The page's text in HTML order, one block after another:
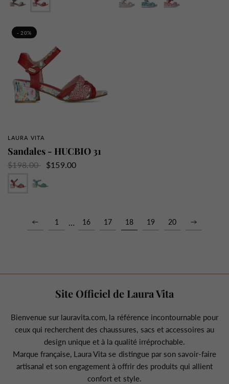
- 20%
APERÇU RAPIDE
LAURA VITA
Sandales - HUCBIO 31
$198.00
$159.00
1 … 16 17 18 19 20
Site Officiel de Laura Vita
Bienvenue sur lauravita.com, la référence incontournable pour
ceux qui recherchent des chaussures, sacs et accessoires au
design unique et à la qualité irréprochable.
Marque française, Laura Vita se distingue par son savoir-faire
artisanal et son engagement à offrir des produits qui allient
confort et style.